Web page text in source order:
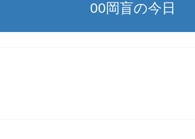
00岡盲の今日